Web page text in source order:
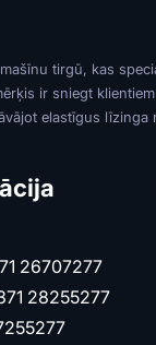
tirgū, kas
ir sniegt
elastīgus līzinga
26707277
28255277